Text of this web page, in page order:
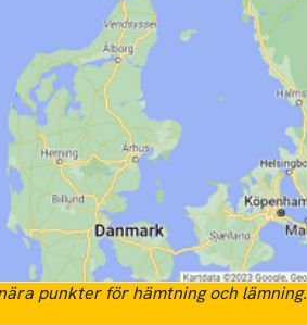
punkter för hämtning och lämning.